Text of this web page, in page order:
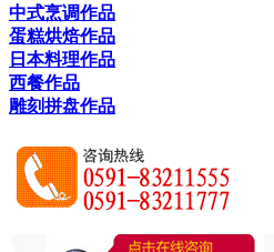
中式烹调作品
蛋糕烘焙作品
日本料理作品
西餐作品
雕刻拼盘作品